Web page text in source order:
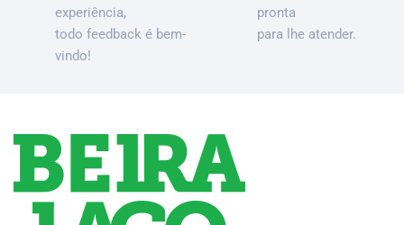
experiência,
todo feedback é bem-
vindo!
pronta
para lhe atender.